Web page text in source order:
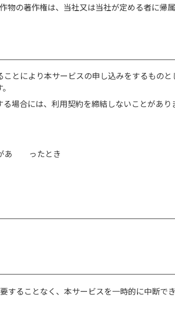
物の著作権は、当社又は当社が定める者に帰
とにより本サービスの申し込みをするものと
場合には、利用契約を締結しないことがあり
があ ったとき
することなく、本サービスを一時的に中断で